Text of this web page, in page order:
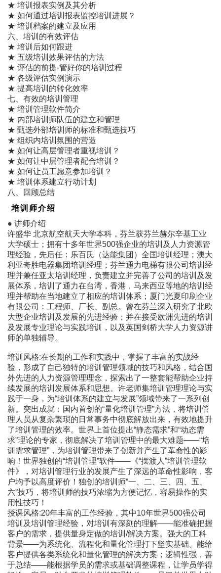
★ 培训报表实例及其分析
★ 如何通过培训报表监控培训进展？
★ 培训档案的建立及应用
六、培训的有效评估
★ 培训后如何跟进
★ 五级培训效果评估的方法
★ 评估的前提-管好你的培训过程
★ 各级评估实例演示
★ 提高培训的转化效率
七、有效的培训管理
★ 培训管理软件简介
★ 内部培训师队伍的建立和管理
★ 甄选外部培训师的标准和甄选技巧
★ 组织内培训氛围的营造
★ 如何让高层管理者重视培训？
★ 如何让中层管理者配合培训？
★ 如何让员工愿意参加培训？
★ 培训体系建立行动计划
八、回顾总结
培训师介绍
● 讲师介绍
许盛华 北京航空航天大学本科，芬兰获芬兰赫尔辛基工业
大学硕士；拥有十多年世界500强企业的培训及人力资源管
理经验，先后任：乐百氏（达能集团）全国培训经理；澳大
利亚奇胜电器集团培训经理；芬兰通力电梯有限公司培训经
理并兼任亚太培训经理，负责建立并完善了公司的培训及发
展体系，培训了通力在台湾，香港，马来西亚等地的培训经
理并帮助在当地建立了相应的培训体系；厦门光夏印刷企业
有限公司：工程师、厂长、副总。曾在芬兰深入研究了北欧
大型企业培训及发展的先进经验；并在接受欧洲先进的培训
及发展专业理论与实践培训，以及英国剑桥大学人力资源讲
师的单独辅导。
培训风格:在长期的工作和实践中，掌握了丰富的实战经
验，形成了自己独特的培训管理领域的技巧和风格，结合国
外先进的人力资源管理理念，探索出了一整套能帮助企业持
续发展的培训发展体系和思想。许老师集培训管理理论与实
践于一身，为“培训体系的建立与发展”领域带来了一系列创
新。突出成就：国内首创的“量化培训管理”方法，将培训管
理人员从复杂繁琐的日常事务中彻底解放出来，有效地提升
了培训管理的效率。世界上首位提出“静态需求”和“动态需
求”理论的专家，彻底解决了培训管理中的最大难题――“培
训需求管理”，为培训管理带来了创新并产生了革命性的影
响！世界独创的“培训管理”软件――《“摆渡人”培训管理软
件》，对培训管理行业的发展产生了深远的革命性影响，客
户均予以高度评价！独创的培训师“一、二、三、四、五、
六”技巧，将培训师的技巧浓缩为方便记忆，容易操作的实
用性技巧！
授课风格:20年丰富的工作经验，其中10年世界500强公司
培训及培训管理经验，对培训有深刻的理解――能准确把握
客户的需求，提供量身定做的培训/解决方案。强大的工科
背景――为系统化、流程化和量化管理打下坚实基础。能给
客户提供各类系统化和量化管理的解决方案；逻辑性强，善
于总结――能根据学员的需求或基础调整课程，让学员学得